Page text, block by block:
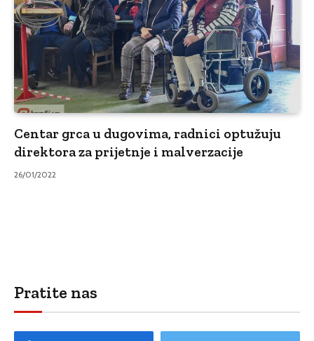
Centar grca u dugovima, radnici optužuju
direktora za prijetnje i malverzacije
26/01/2022
Pratite nas